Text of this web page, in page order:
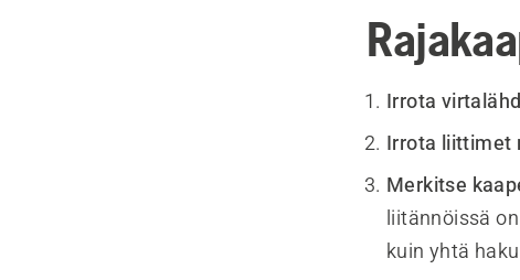
Irrota
Irrota liittimet
Merkitse
liitännöissä
kuin yhtä